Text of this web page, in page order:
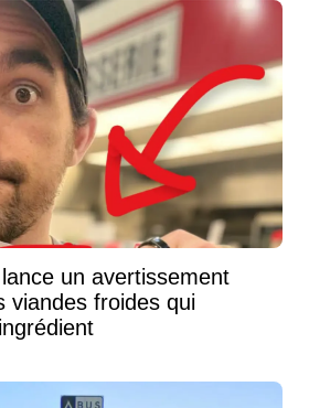
un avertissement
viandes froides qui